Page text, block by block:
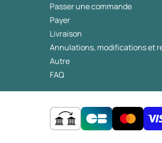
Passer une commande
Payer
Livraison
Annulations, modifications et
Autre
FAQ